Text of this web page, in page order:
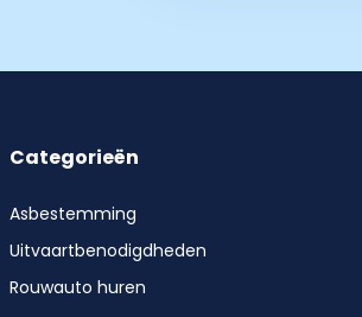
Categorieën
Asbestemming
Uitvaartbenodigdheden
Rouwauto huren